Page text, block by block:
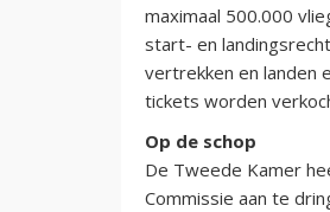
maximaal 500.000
start- en
vertrekken en landen
tickets worden
Op de schop
De Tweede Kamer
Commissie aan te